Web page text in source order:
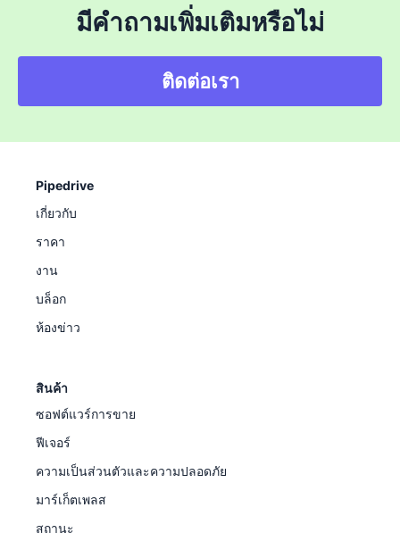
มีคำถามเพิ่มเติมหรือไม่
ติดต่อเรา
Pipedrive
เกี่ยวกับ
ราคา
งาน
บล็อก
ห้องข่าว
สินค้า
ซอฟต์แวร์การขาย
ฟีเจอร์
ความเป็นส่วนตัวและความปลอดภัย
มาร์เก็ตเพลส
สถานะ